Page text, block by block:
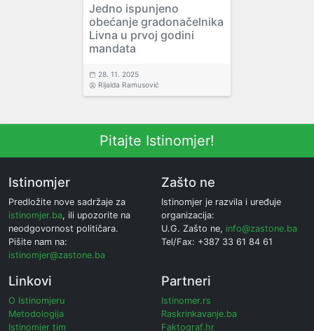
Jedno ispunjeno
obećanje gradonačelnika
Livna u prvoj godini
mandata
28. 11. 2025
Rijalda Ramusović
Pitajte Istinomjer!
Istinomjer
Predložite nove sadržaje za
istinomjer.ba, ili upozorite na
neodgovornost političara.
Pišite nam na:
istinomjer@zastone.ba
Zašto ne
Istinomjer je razvila i uređuje
organizacija:
U.G. Zašto ne, info@zastone.ba
Tel/Fax: +387 33 61 84 61
Linkovi
O Istinomjeru
Metodologija
Istinomjer tim
Partneri
Istinomer.rs
Raskrinkavanje.ba
Faktograf.hr